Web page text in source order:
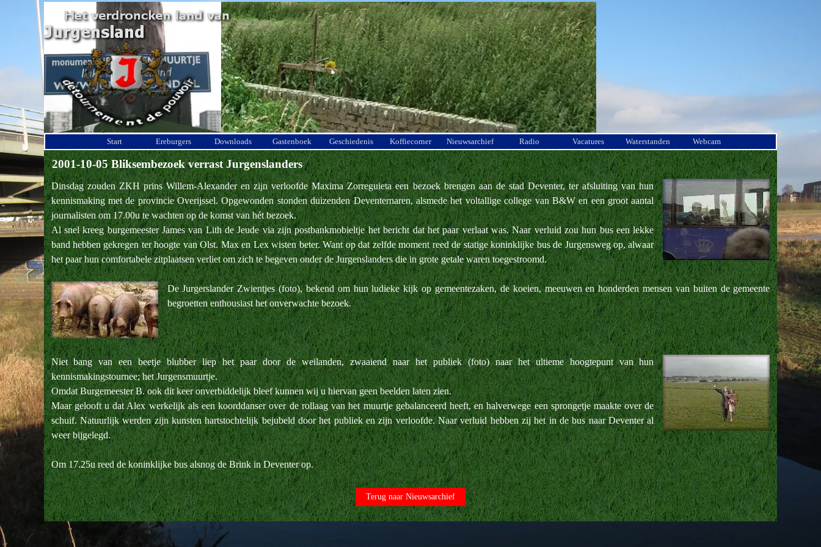
Ga naar de inhoud
Menu overslaan
Start Ereburgers Downloads Gastenboek Geschiedenis Koffiecorner Nieuwsarchief Radio Vacatures Waterstanden Webcam
2001-10-05 Bliksembezoek verrast Jurgenslanders
Dinsdag zouden ZKH prins Willem-Alexander en zijn verloofde Maxima Zorreguieta een bezoek brengen aan de stad Deventer, ter afsluiting van hun
kennismaking met de provincie Overijssel. Opgewonden stonden duizenden Deventernaren, alsmede het voltallige college van B&W en een groot aantal
journalisten om 17.00u te wachten op de komst van hét bezoek.
Al snel kreeg burgemeester James van Lith de Jeude via zijn postbankmobieltje het bericht dat het paar verlaat was. Naar verluid zou hun bus een lekke
band hebben gekregen ter hoogte van Olst. Max en Lex wisten beter. Want op dat zelfde moment reed de statige koninklijke bus de Jurgensweg op, alwaar
het paar hun comfortabele zitplaatsen verliet om zich te begeven onder de Jurgenslanders die in grote getale waren toegestroomd.
De Jurgerslander Zwientjes (foto), bekend om hun ludieke kijk op gemeentezaken, de koeien, meeuwen en honderden mensen van buiten de gemeente
begroetten enthousiast het onverwachte bezoek.
Niet bang van een beetje blubber liep het paar door de weilanden, zwaaiend naar het publiek (foto) naar het ultieme hoogtepunt van hun
kennismakingstournee; het Jurgensmuurtje.
Omdat Burgemeester B. ook dit keer onverbiddelijk bleef kunnen wij u hiervan geen beelden laten zien.
Maar gelooft u dat Alex werkelijk als een koorddanser over de rollaag van het muurtje gebalanceerd heeft, en halverwege een sprongetje maakte over de
schuif. Natuurlijk werden zijn kunsten hartstochtelijk bejubeld door het publiek en zijn verloofde. Naar verluid hebben zij het in de bus naar Deventer al
weer bijgelegd.
Om 17.25u reed de koninklijke bus alsnog de Brink in Deventer op.
Terug naar Nieuwsarchief